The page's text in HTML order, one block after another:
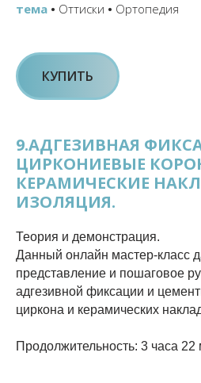
тема • Оттиски • Ортопедия
КУПИТЬ
9.АДГЕЗИВНАЯ
ЦИРКОНИЕВЫЕ
КЕРАМИЧЕСКИЕ
ИЗОЛЯЦИЯ.
Теория и демонстрация.
Данный онлайн мастер-класс
представление и пошаговое
адгезивной фиксации и
циркона и керамических
Продолжительность: 3 часа 22